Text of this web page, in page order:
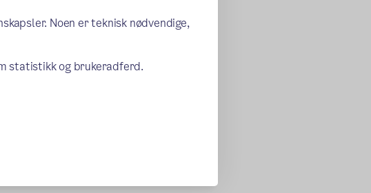
Noen er teknisk nødvendige,
statistikk og brukeradferd.